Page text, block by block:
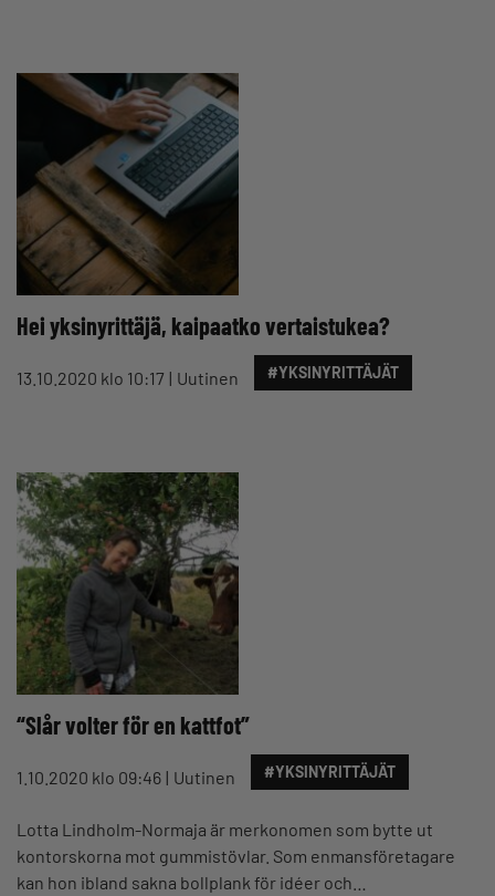
Hei yksinyrittäjä, kaipaatko vertaistukea?
13.10.2020 klo 10:17 Uutinen #YKSINYRITTÄJÄT
“Slår volter för en kattfot”
1.10.2020 klo 09:46 Uutinen #YKSINYRITTÄJÄT
Lotta Lindholm-Normaja är merkonomen som bytte ut
kontorskorna mot gummistövlar. Som enmansföretagare
kan hon ibland sakna bollplank för idéer och…